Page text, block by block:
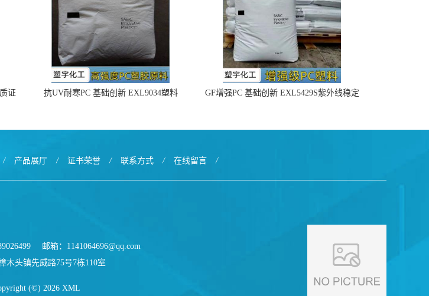
证
抗UV耐寒PC 基础创新 EXL9034塑料
GF增强PC 基础创新 EXL5429S紫外线稳定
/ 产品展厅 / 证书荣誉 / 联系方式 / 在线留言 /
邮箱： 1141064696@qq.com
木头镇先威路75号7栋110室
(©) 2026 XML